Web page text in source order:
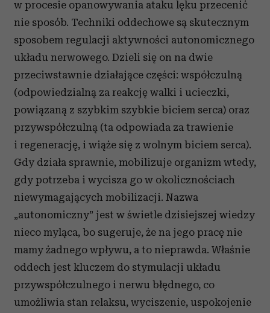
w procesie opanowywania ataku lęku przecenić
nie sposób. Techniki oddechowe są skutecznym
sposobem regulacji aktywności autonomicznego
układu nerwowego. Dzieli się on na dwie
przeciwstawnie działające części: współczulną
(odpowiedzialną za reakcję walki i ucieczki,
powiązaną z szybkim szybkie biciem serca) oraz
przywspółczulną (ta odpowiada za trawienie
i regenerację, i wiąże się z wolnym biciem serca).
Gdy działa sprawnie, mobilizuje organizm wtedy,
gdy potrzeba i wycisza go w okolicznościach
niewymagających mobilizacji. Nazwa
„autonomiczny” jest w świetle dzisiejszej wiedzy
nieco myląca, bo sugeruje, że na jego pracę nie
mamy żadnego wpływu, a to nieprawda. Właśnie
oddech jest kluczem do stymulacji układu
przywspółczulnego i nerwu błędnego, co
umożliwia stan relaksu, wyciszenie, uspokojenie